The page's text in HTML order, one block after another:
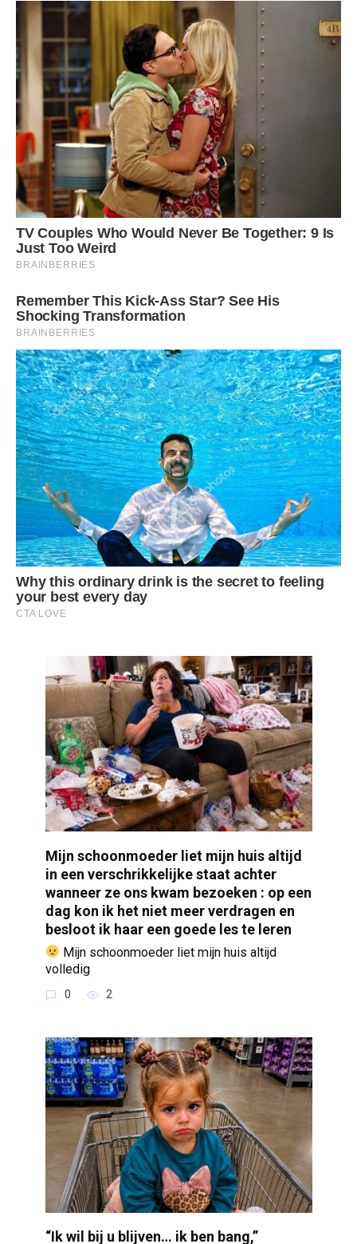
Mijn schoonmoeder liet mijn huis altijd
in een verschrikkelijke staat achter
wanneer ze ons kwam bezoeken : op een
dag kon ik het niet meer verdragen en
besloot ik haar een goede les te leren
Mijn schoonmoeder liet mijn huis altijd
volledig
0 2
“Ik wil bij u blijven… ik ben bang,”